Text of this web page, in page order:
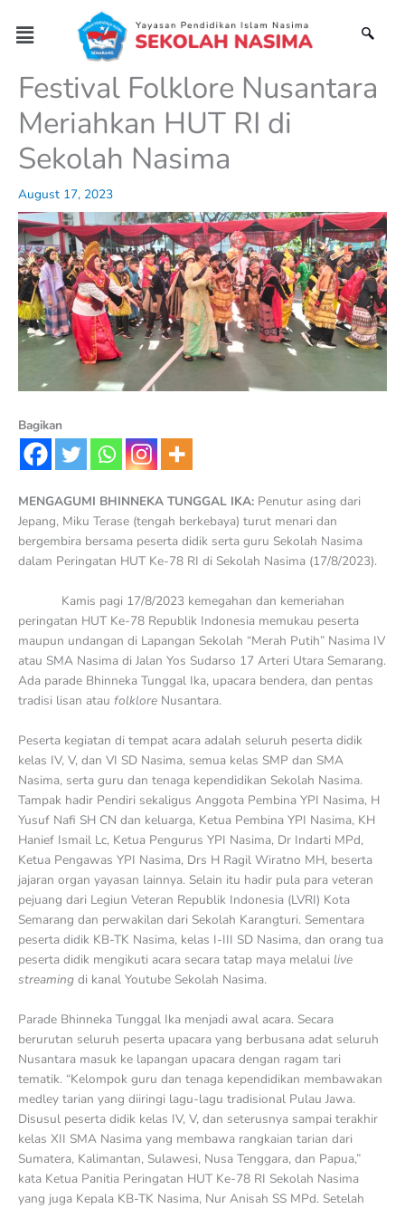
content
Menu
Festival Folklore Nusantara
Meriahkan HUT RI di
Sekolah Nasima
August 17, 2023
Bagikan
MENGAGUMI BHINNEKA TUNGGAL IKA: Penutur asing dari
Jepang, Miku Terase (tengah berkebaya) turut menari dan
bergembira bersama peserta didik serta guru Sekolah Nasima
dalam Peringatan HUT Ke-78 RI di Sekolah Nasima (17/8/2023).
Kamis pagi 17/8/2023 kemegahan dan kemeriahan
peringatan HUT Ke-78 Republik Indonesia memukau peserta
maupun undangan di Lapangan Sekolah “Merah Putih” Nasima IV
atau SMA Nasima di Jalan Yos Sudarso 17 Arteri Utara Semarang.
Ada parade Bhinneka Tunggal Ika, upacara bendera, dan pentas
tradisi lisan atau folklore Nusantara.
Peserta kegiatan di tempat acara adalah seluruh peserta didik
kelas IV, V, dan VI SD Nasima, semua kelas SMP dan SMA
Nasima, serta guru dan tenaga kependidikan Sekolah Nasima.
Tampak hadir Pendiri sekaligus Anggota Pembina YPI Nasima, H
Yusuf Nafi SH CN dan keluarga, Ketua Pembina YPI Nasima, KH
Hanief Ismail Lc, Ketua Pengurus YPI Nasima, Dr Indarti MPd,
Ketua Pengawas YPI Nasima, Drs H Ragil Wiratno MH, beserta
jajaran organ yayasan lainnya. Selain itu hadir pula para veteran
pejuang dari Legiun Veteran Republik Indonesia (LVRI) Kota
Semarang dan perwakilan dari Sekolah Karangturi. Sementara
peserta didik KB-TK Nasima, kelas I-III SD Nasima, dan orang tua
peserta didik mengikuti acara secara tatap maya melalui live
streaming di kanal Youtube Sekolah Nasima.
Parade Bhinneka Tunggal Ika menjadi awal acara. Secara
berurutan seluruh peserta upacara yang berbusana adat seluruh
Nusantara masuk ke lapangan upacara dengan ragam tari
tematik. “Kelompok guru dan tenaga kependidikan membawakan
medley tarian yang diiringi lagu-lagu tradisional Pulau Jawa.
Disusul peserta didik kelas IV, V, dan seterusnya sampai terakhir
kelas XII SMA Nasima yang membawa rangkaian tarian dari
Sumatera, Kalimantan, Sulawesi, Nusa Tenggara, dan Papua,”
kata Ketua Panitia Peringatan HUT Ke-78 RI Sekolah Nasima
yang juga Kepala KB-TK Nasima, Nur Anisah SS MPd. Setelah